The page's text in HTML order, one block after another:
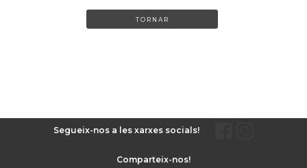
TORNAR
Segueix-nos a les xarxes socials!